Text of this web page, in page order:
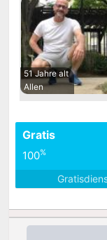
51 Jahre alt
Allen
Gratis
100%